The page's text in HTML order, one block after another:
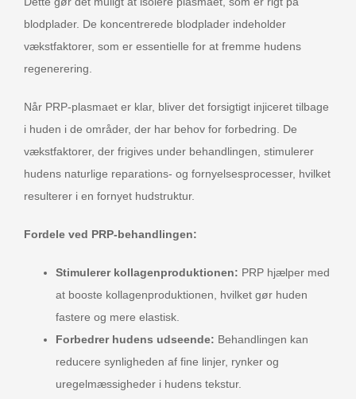
blodplader. De koncentrerede blodplader indeholder
vækstfaktorer, som er essentielle for at fremme hudens
regenerering.
Når PRP-plasmaet er klar, bliver det forsigtigt injiceret tilbage
i huden i de områder, der har behov for forbedring. De
vækstfaktorer, der frigives under behandlingen, stimulerer
hudens naturlige reparations- og fornyelsesprocesser, hvilket
resulterer i en fornyet hudstruktur.
Fordele ved PRP-behandlingen:
Stimulerer kollagenproduktionen: PRP hjælper med
at booste kollagenproduktionen, hvilket gør huden
fastere og mere elastisk.
Forbedrer hudens udseende: Behandlingen kan
reducere synligheden af fine linjer, rynker og
uregelmæssigheder i hudens tekstur.